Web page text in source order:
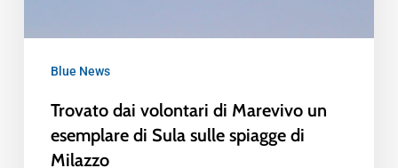
Blue News
Trovato dai volontari di Marevivo un
esemplare di Sula sulle spiagge di
Milazzo